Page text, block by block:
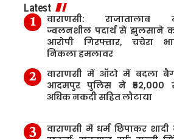
Latest
वाराणसी: राजातालाब
ज्वलनशील पदार्थ से झुलसाने
आरोपी गिरफ्तार, चचेरा
निकला हमलावर
वाराणसी में ऑटो में बदला
आदमपुर पुलिस ने ₹52,000
अधिक नकदी सहित लौटाया
वाराणसी में धर्म छिपाकर शादी